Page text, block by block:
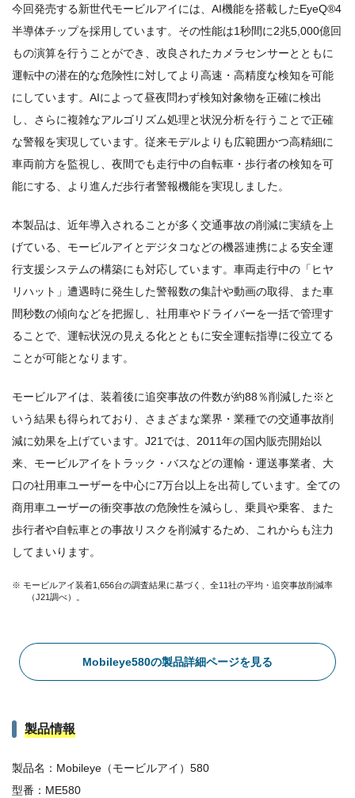
今回発売する新世代モービルアイには、AI機能を搭載したEyeQ®4
半導体チップを採用しています。その性能は1秒間に2兆5,000億回
もの演算を行うことができ、改良されたカメラセンサーとともに
運転中の潜在的な危険性に対してより高速・高精度な検知を可能
にしています。AIによって昼夜問わず検知対象物を正確に検出
し、さらに複雑なアルゴリズム処理と状況分析を行うことで正確
な警報を実現しています。従来モデルよりも広範囲かつ高精細に
車両前方を監視し、夜間でも走行中の自転車・歩行者の検知を可
能にする、より進んだ歩行者警報機能を実現しました。
本製品は、近年導入されることが多く交通事故の削減に実績を上
げている、モービルアイとデジタコなどの機器連携による安全運
行支援システムの構築にも対応しています。車両走行中の「ヒヤ
リハット」遭遇時に発生した警報数の集計や動画の取得、また車
間秒数の傾向などを把握し、社用車やドライバーを一括で管理す
ることで、運転状況の見える化とともに安全運転指導に役立てる
ことが可能となります。
モービルアイは、装着後に追突事故の件数が約88％削減した※と
いう結果も得られており、さまざまな業界・業種での交通事故削
減に効果を上げています。J21では、2011年の国内販売開始以
来、モービルアイをトラック・バスなどの運輸・運送事業者、大
口の社用車ユーザーを中心に7万台以上を出荷しています。全ての
商用車ユーザーの衝突事故の危険性を減らし、乗員や乗客、また
歩行者や自転車との事故リスクを削減するため、これからも注力
してまいります。
※ モービルアイ装着1,656台の調査結果に基づく、全11社の平均・追突事故削減率
（J21調べ）。
Mobileye580の製品詳細ページを見る
製品情報
製品名：Mobileye（モービルアイ）580
型番：ME580